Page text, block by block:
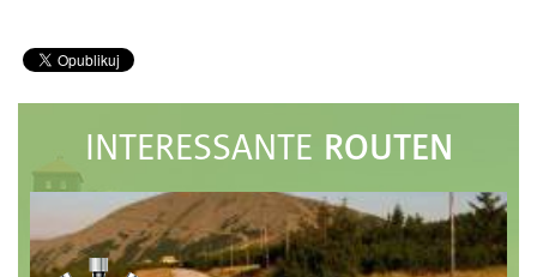
INTERESSANTE ROUTEN